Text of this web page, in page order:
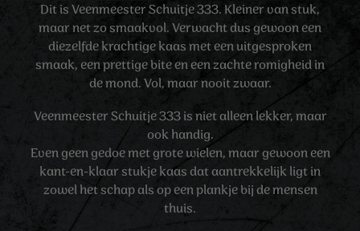
Dit is Veenmeester Schuitje 333. Kleiner van stuk,
maar net zo smaakvol. Verwacht dus gewoon een
diezelfde krachtige kaas met een uitgesproken
smaak, een prettige bite en een zachte romigheid in
de mond. Vol, maar nooit zwaar.
Veenmeester Schuitje 333 is niet alleen lekker, maar
ook handig.
Even geen gedoe met grote wielen, maar gewoon een
kant-en-klaar stukje kaas dat aantrekkelijk ligt in
zowel het schap als op een plankje bij de mensen
thuis.